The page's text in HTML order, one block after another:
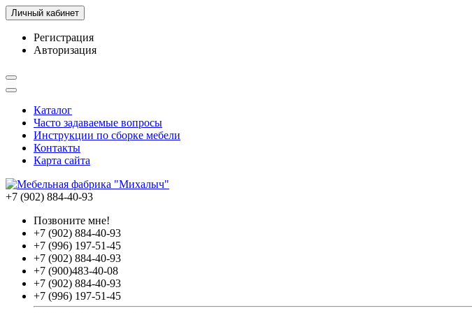
Личный кабинет
Регистрация
Авторизация
Каталог
Часто задаваемые вопросы
Инструкции по сборке мебели
Контакты
Карта сайта
+7 (902) 884-40-93
Позвоните мне!
+7 (902) 884-40-93
+7 (996) 197-51-45
+7 (902) 884-40-93
+7 (900)483-40-08
+7 (902) 884-40-93
+7 (996) 197-51-45